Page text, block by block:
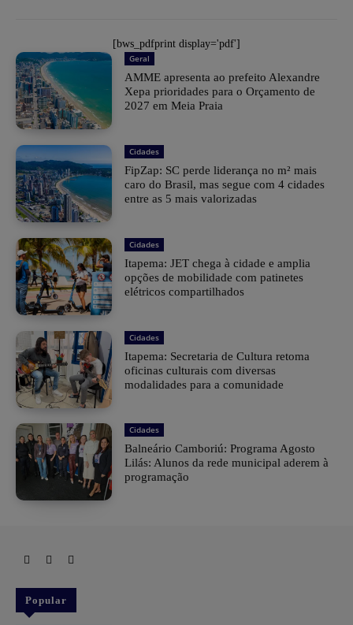
[bws_pdfprint display='pdf']
Geral
AMME apresenta ao prefeito Alexandre
Xepa prioridades para o Orçamento de
2027 em Meia Praia
Cidades
FipZap: SC perde liderança no m² mais
caro do Brasil, mas segue com 4 cidades
entre as 5 mais valorizadas
Cidades
Itapema: JET chega à cidade e amplia
opções de mobilidade com patinetes
elétricos compartilhados
Cidades
Itapema: Secretaria de Cultura retoma
oficinas culturais com diversas
modalidades para a comunidade
Cidades
Balneário Camboriú: Programa Agosto
Lilás: Alunos da rede municipal aderem à
programação
Popular